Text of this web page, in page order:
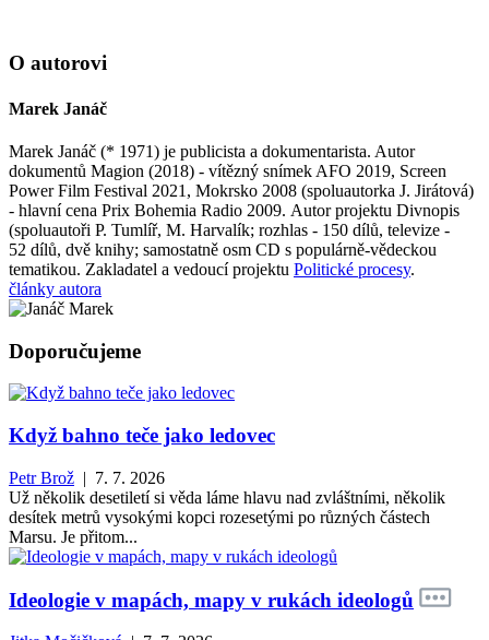
O autorovi
Marek Janáč
Marek Janáč (* 1971) je publicista a dokumentarista. Autor
dokumentů Magion (2018) - vítězný snímek AFO 2019, Screen
Power Film Festival 2021, Mokrsko 2008 (spoluautorka J. Jirátová)
- hlavní cena Prix Bohemia Radio 2009. Autor projektu Divnopis
(spoluautoři P. Tumlíř, M. Harvalík; rozhlas - 150 dílů, televize -
52 dílů, dvě knihy; samostatně osm CD s populárně-vědeckou
tematikou. Zakladatel a vedoucí projektu Politické procesy.
články autora
Doporučujeme
Když bahno teče jako ledovec
Petr Brož | 7. 7. 2026
Už několik desetiletí si věda láme hlavu nad zvláštními, několik
desítek metrů vysokými kopci rozesetými po různých částech
Marsu. Je přitom...
Ideologie v mapách, mapy v rukách ideologů